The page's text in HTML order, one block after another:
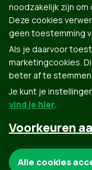
Alles over
noodzakelijk zijn
Deze cookies
geen toestemming
Als je daarvoor
marketingcookies.
beter af te
Je kunt je
vind je hier.
Voorkeuren
Alle cookies